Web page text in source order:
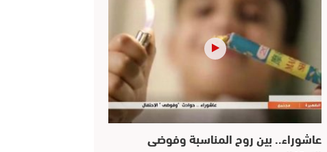
عاشوراء.. بين روح المناسبة وفوضى